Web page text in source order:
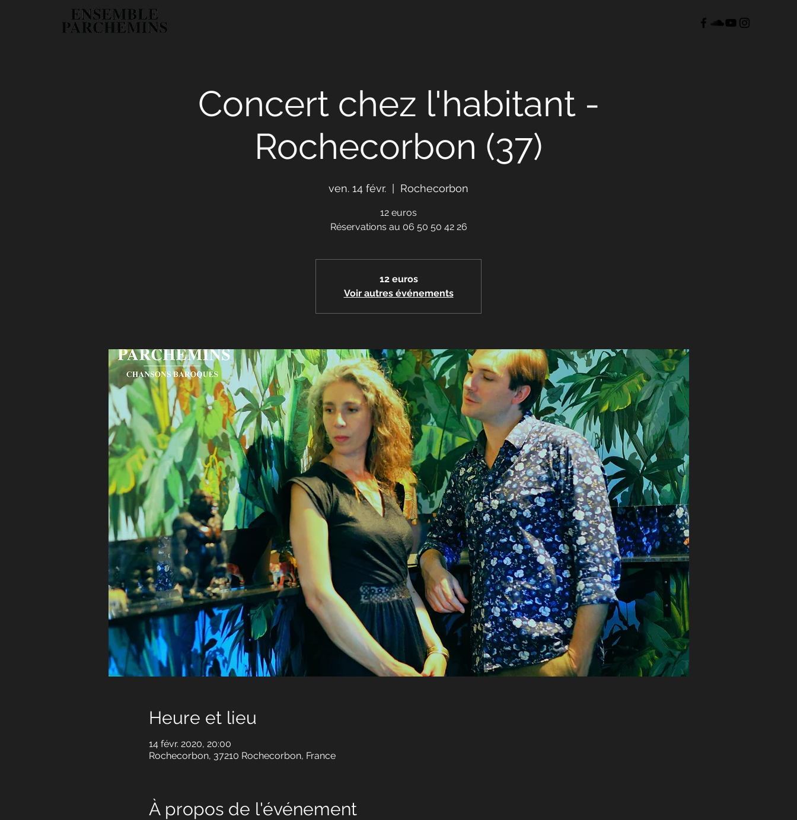
Concert chez l'habitant -
Rochecorbon (37)
ven. 14 févr. Rochecorbon
12 euros
Réservations au 06 50 50 42 26
12 euros
Voir autres événements
Heure et lieu
14 févr. 2020, 20:00
Rochecorbon, 37210 Rochecorbon, France
À propos de l'événement